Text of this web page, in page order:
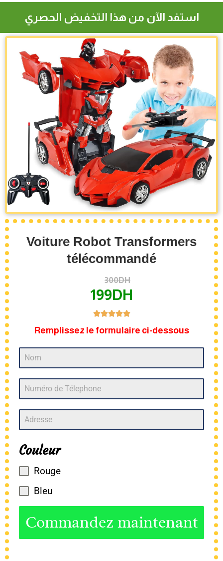
استفد الآن من هذا التخفيض الحصري
Voiture Robot Transformers
télécommandé
300DH
199DH

Remplissez le formulaire ci-dessous
Couleur
Rouge
Bleu
Commandez maintenant